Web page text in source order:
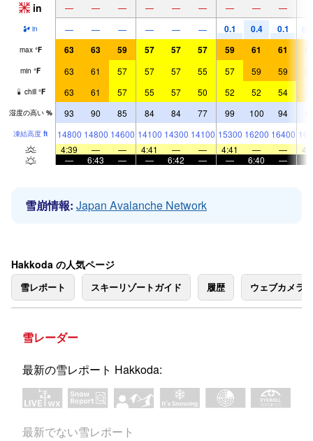
in — — — — — — — — —
in — — — — — — 0.1 0.4 0.1
max °F 63 63 59 57 57 57 59 61 61
min °F 63 61 57 57 57 55 57 59 59
chill °F 63 61 57 55 57 50 52 52 54
湿度の高い % 93 90 85 84 84 77 99 100 94
凍結高度 ft 14800 14800 14600 14100 14300 14100 15300 16200 16400
4:39
— — 4:41 — — 4:41 — —
—
6:43 — — 6:42 — — 6:40 —
雪崩情報: Japan Avalanche Network
Hakkoda の人気ページ
雪レポート スキーリゾートガイド 履歴 ウェブカメラ
雪レーダー
最新の雪レポート Hakkoda:
最新でない雪レポート